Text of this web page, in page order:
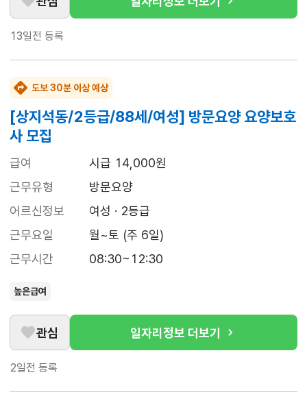
13일전 등록
도보 30분 이상 예상
[상지석동/2등급/88세/여성] 방문요양 요양보호
사 모집
급여
시급 14,000원
근무유형
방문요양
어르신정보
여성 · 2등급
근무요일
월~토 (주 6일)
근무시간
08:30~12:30
높은급여
관심 일자리정보 더보기
2일전 등록